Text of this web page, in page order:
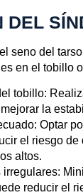
DEL
seno del
en el tobillo
tobillo:
la
: Optar
el riesgo
altos.
irregulares:
reducir el